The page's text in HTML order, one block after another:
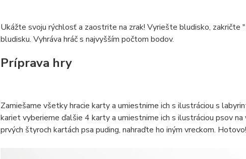
Ukážte svoju rýchlosť a zaostrite na zrak! Vyriešte bludisko,
bludisku. Vyhráva hráč s najvyšším počtom bodov.
Príprava hry
Zamiešame všetky hracie karty a umiestnime ich s ilustráciou s
kariet vyberieme ďalšie 4 karty a umiestnime ich s ilustráciou psov
prvých štyroch kartách psa puding, nahraďte ho iným vreckom. Hotovo!